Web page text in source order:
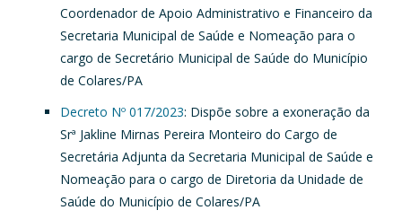
Coordenador de Apoio Administrativo e Financeiro da
Secretaria Municipal de Saúde e Nomeação para o
cargo de Secretário Municipal de Saúde do Município
de Colares/PA
Decreto Nº 017/2023: Dispõe sobre a exoneração da
Srª Jakline Mirnas Pereira Monteiro do Cargo de
Secretária Adjunta da Secretaria Municipal de Saúde e
Nomeação para o cargo de Diretoria da Unidade de
Saúde do Município de Colares/PA